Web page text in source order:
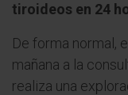
tiroideos en 24
De forma normal,
mañana a la
realiza una